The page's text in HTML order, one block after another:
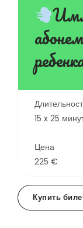
15 x 25
Цена
225 €
Купить